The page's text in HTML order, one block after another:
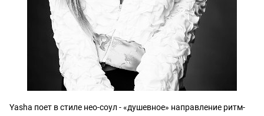
Yasha поет в стиле нео-соул - «душевное» направление ритм-